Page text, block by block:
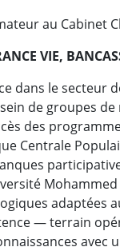
au Cabinet
VIE,
dans le secteur
de groupes
des
Centrale
adaptées
— terrain
avec